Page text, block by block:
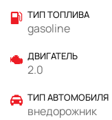
ТИП ТОПЛИВА
gasoline
ДВИГАТЕЛЬ
2.0
ТИП АВТОМОБИЛЯ
внедорожник